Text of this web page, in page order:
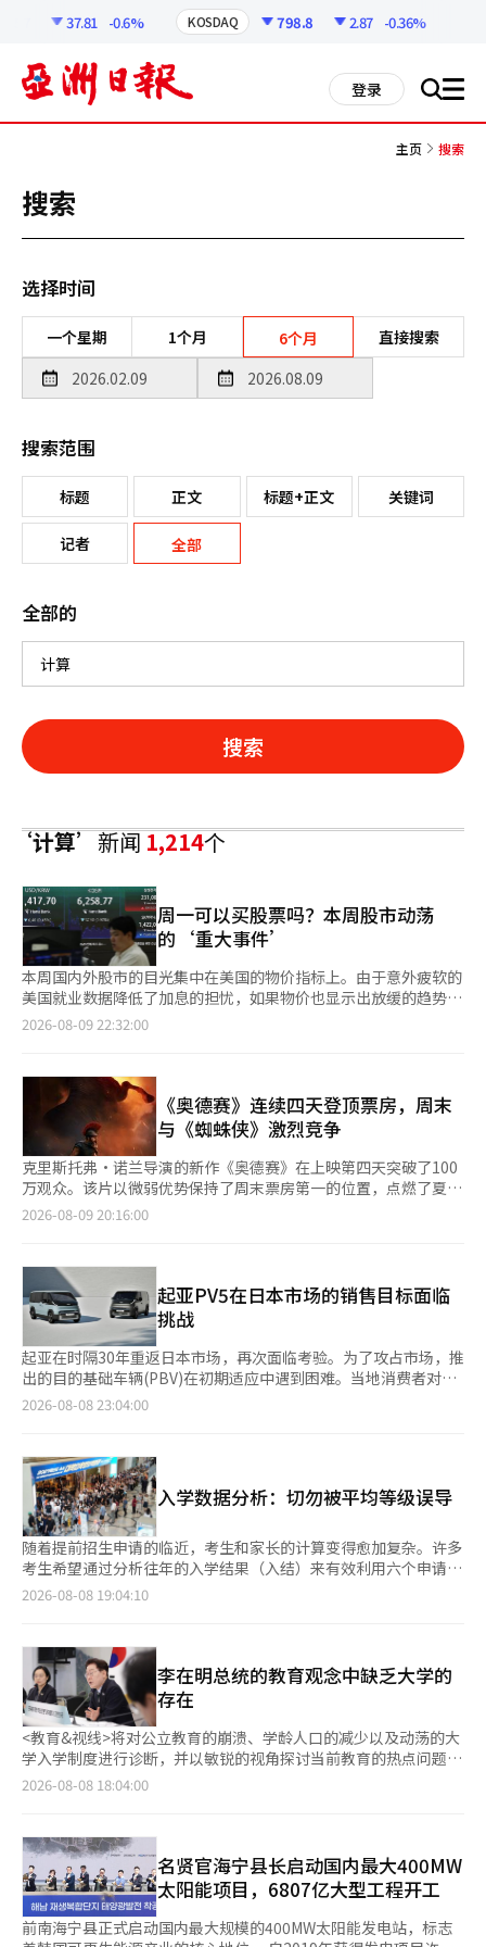
37.81 -0.6% KOSDAQ 798.8 2.87 -0.36%
登录 搜 all
主页 搜索
搜索
选择时间
一个星期 1个月 6个月 直接搜索
搜索范围
标题 正文 标题+正文 关键词
记者 全部
全部的
搜索
‘计算’新闻1,214个
周一可以买股票吗？本周股市动荡
的‘重大事件’
本周国内外股市的目光集中在美国的物价指标上。由于意外疲软的
美国就业数据降低了加息的担忧，如果物价也显示出放缓的趋势，
股市可能会继续保持友好的环境。相反，如果物价压力比预期更
上午8点30分公布，按韩国时间则为同日下午9点30分。 CPI是评
估美国联邦储备（Fed）货币政策方向的关键指标之一。特别是此
次发布是在8月7日公布的美国就业数据远低于市场预期之后，因此
备受关注。 根据美国劳工部的数据，美国7月份的非农部门就业人
数较上月减少了23000人。市场原本预计增加约8万人，但实际上
却出现了就业岗位的减少。这被视为劳动市场可能比预期更快降温
的信号。 失业率略微下降至4.1%，但这也受到劳动市场参与者减
少的影响。 在就业数据公布后，金融市场对联邦储备在9月份加息
纽约股市对此持乐观态度。8月7日，标准普尔500指数较前一交易
日上涨0.62%，创下历史新高。以科技股为主的纳斯达克指数上涨
1.30%，道琼斯工业平均指数上涨0.28%。按周计算，标准普尔
500指数上涨3.58%，纳斯达克上涨5.19%，道琼斯指数上涨
2.96%。 然而，市场的关注很快转向物价。如果仅从就业放缓来
看，联邦储备可能不需要进一步收紧政策，但如果物价再次强劲上
涨，情况可能会有所不同。 美国6月份的CPI较上月下降0.4%。与
去年同月相比上涨3.5%。剔除波动性较大的食品和能源后的核心
上涨目标为2%。虽然CPI并不是联邦储备的官方物价目标指标，但
市场将其视为判断货币政策方向的重要资料。 联邦储备在上个月
28日至29日举行的联邦公开市场委员会（FOMC）会议上，将基准
利率维持在年3.50%至3.75%不变。会议时，联邦储备评估经济活
动稳健扩张，但物价仍高于2%的目标水平。 加息的决定并非全体
一致。在有投票权的委员中，有3人主张加息0.25个百分点。 因
此，8月12日CPI能否缓解市场的物价担忧成为关键。如果物价上
涨势头强于预期，因就业疲软而降低的加息预期可能会再次上升。
者物价指数（PPI）也将公布。PPI是显示企业在销售商品和服务时
所获得价格变化的指标，用于预测未来的消费者物价走势。 预计
国内股市也将受到美国物价指标的影响。 近期国内股市波动性显
著加大。尤其是三星电子和SK海力士等大型半导体股的表现，使
得KOSPI出现大幅波动。政府也表示，针对国内股市波动加大，将
采取措施以稳定市场。 美国股市中科技股再次表现强劲，这可能
对国内半导体股的投资情绪产生积极影响。然而，如果美国物价超
日至16日举行。本周公布的CPI和PPI，以及未来发布的经济指
标，将成为影响9月联邦储备决策的重要因素。※ 本报道经人工智
能（AI）系统翻译与编辑。
2026-08-09 22:32:00
《奥德赛》连续四天登顶票房，周末
与《蜘蛛侠》激烈竞争
克里斯托弗·诺兰导演的新作《奥德赛》在上映第四天突破了100
万观众。该片以微弱优势保持了周末票房第一的位置，点燃了夏季
影院的票房竞争。 根据9日电影票房综合计算系统的数据，《奥德
保持票房榜首。在上映第四天的8日早上，累计观众人数超过了
100万。根据发行方的数据，这一速度比吸引了1690万观众的《王
与国》以及诺兰导演的前作《奥本海默》快了一天。 周末的影院
竞争十分激烈。《蜘蛛侠：全新一天》在同一天吸引了513897名
观众，排名第二。该片的累计观众人数为5447888人。当天《奥德
赛》和《蜘蛛侠：全新一天》的观众人数差距仅为11439人。 第三
名是动画片《爱的哈丘平：鲸鱼宝石的传说》，当天吸引了
124125名观众，累计观众人数为310157人。 《奥德赛》的成功与
房，而《蜘蛛侠：全新一天》则吸引了超过500万观众，带动了暑
期观众的涌入。随着对大屏幕观影需求强烈的《奥德赛》的加入，
8月的影院再次进入了以大作为中心的竞争格局。 《奥德赛》讲述
了在特洛伊战争中获胜的英雄奥德修斯为回到等待他的妻子佩内洛
普的故乡伊塔卡而展开的十年旅程。该片基于荷马的史诗《奥德
赛》，展现了人类的意志、归乡以及神与人之间的冲突，体现了诺
兰导演特有的宏大规模。 影片的成功也得益于导演诺兰的韩国
行。在上映前，克里斯托弗·诺兰导演、制片人艾玛·托马斯、演
日超越《蜘蛛侠：全新一天》，以票房第一的成绩开局。 观众反
响也相当稳定。根据发行方的数据，《奥德赛》自上映以来在CGV
的观众满意度指数为97%，在NAVER的评分为9.4。IMAX等特殊放
映厅的观影需求持续上升，预计第二周的票房走势将成为关键。
另一方面，《蜘蛛侠：全新一天》讲述了在《蜘蛛侠：无路可归》
之后被遗忘的彼得·帕克与一个神秘敌人相遇的故事，该敌人让他
重新记起自己的身份。这是一部动作大片，讲述了因DNA突变而获
得无法控制的力量的彼得·帕克为了保护心爱的人而与新威胁作斗
梅尔·蒂尔曼、迈克尔·曼多和马克·鲁法洛等人出演。※ 本报
道经人工智能（AI）系统翻译与编辑。
2026-08-09 20:16:00
起亚PV5在日本市场的销售目标面临
挑战
起亚在时隔30年重返日本市场，再次面临考验。为了攻占市场，推
出的目的基础车辆(PBV)在初期适应中遇到困难。当地消费者对本
土品牌的偏好以及日本汽车制造商的强大基础设施，都是起亚需要
册7辆和9辆。由于之前未在日本销售车辆，因此未能进入统计数
据。起亚于5月推出PBV 'PV5'，这是自1990年代初期以来，时隔
约30年再次进军当地市场。由于过去在日本的业务以撤退告终，此
次起亚通过与日本综合商社商社的合作，成立了'起亚PBV日本
（商社100%出资）'，以巩固当地业务基础。 然而，进入日本市
场两个月以来的销售成绩未达预期。在新注册的16辆中，6月的销
售数据（7辆）并非直接销售给客户，而是为了建立销售体系而在
展厅或试驾中注册的车辆。 7月注册的9辆车中，部分可能也用于
经销商。因此，实际客户销售数量在过去两个月内仅为个位数。这
使得外界认为起亚在日本市场的重新进入在初期适应上面临比预期
更大的困难。 起亚在日本市场设定的首个销售目标可能难以实
现。起亚PBV日本计划在2026财年销售1000辆。要实现这一目
标，按照日本财年计算，到明年3月，至少需要再注册984辆，但
以目前的速度，额外销售数量可能连100辆都达不到。 关键在于能
否在初期建立起起亚独特的生态系统。日本消费者对本土品牌的偏
好尤为强烈，而丰田、本田、日产等本土汽车制造商则建立了强大
亚的差异化战略和当地分销网络的建立显得尤为重要。 为此，起
亚预计将专注于扩大市场基础。除了目前销售的PV5乘用车和货车
模型外，还将通过推出新车型来满足多样化的需求。此外，2026
年9月将在德国汉诺威举行IAA商用车博览会，预计将首次发布PV5
的下一代PBV 'PV7'，以提高在日本市场对PBV的关注度。※ 本报
道经人工智能（AI）系统翻译与编辑。
2026-08-08 23:04:00
入学数据分析：切勿被平均等级误导
随着提前招生申请的临近，考生和家长的计算变得愈加复杂。许多
考生希望通过分析往年的入学结果（入结）来有效利用六个申请名
额，但如果仅仅依赖大学公布的‘合格者平均等级’来草率决定申
和充员率等信息。 教育评估研究所于8日发布了考生在分析入学结
果时必须检查的关键点和数据使用方法。研究所所长金炳镇表
示：“在参考入学结果时，不应只查看前一年的数据，而应综合确
认至少2~3年的入结情况。”他指出：“由于每年的招生人数、申
请资格、录取要素的反映比例、最低学力标准等细节都在变化，因
此应以多年度数据作为基准，特别是对于新设招生单位，建议参考
同一大学内其他专业或其他大学相似专业的入结情况。” 内申平
均等级 ≠ 大学换算分数……决定合格与否的关键指标 考生在查看
70%切或平均等级视为绝对的合格标准。 然而，实际的提前合格
与否并非仅由课程平均决定，而是由‘大学换算分数’来决定。由
于不同大学在科目反映比例、年级权重、职业选择科目反映方式等
方面各不相同，因此即使是相同的内申2.1等级考生，在A大学和B
大学的换算分数计算方式下，结果可能会有很大差异。 因此，考
生应根据目标大学的计算公式，务必比较和分析自己的换算分数，
2026-08-08 19:04:10
李在明总统的教育观念中缺乏大学的
存在
<教育&视线>将对公立教育的崩溃、学龄人口的减少以及动荡的大
学入学制度进行诊断，并以敏锐的视角探讨当前教育的热点问题和
任务。同时，我们也将探索可持续的替代方案。有时，我们会对社
学优先级将重塑国家的智力领域和生存方式。 从这个角度来看，8
月5日举行的教育部与国家教育委员会的总统联合工作报告令人感
到遗憾。在长达40分钟的讨论中，李在明总统以其一贯的直言不讳
的语气指出了现行大学入学制度和中小学教育的问题。他批评了多
项选择题的弊端，并强调了培养提问能力和在人工智能时代的思维
2026-08-08 18:04:00
名贤官海宁县长启动国内最大400MW
太阳能项目，6807亿大型工程开工
前南海宁县正式启动国内最大规模的400MW太阳能发电站，标志